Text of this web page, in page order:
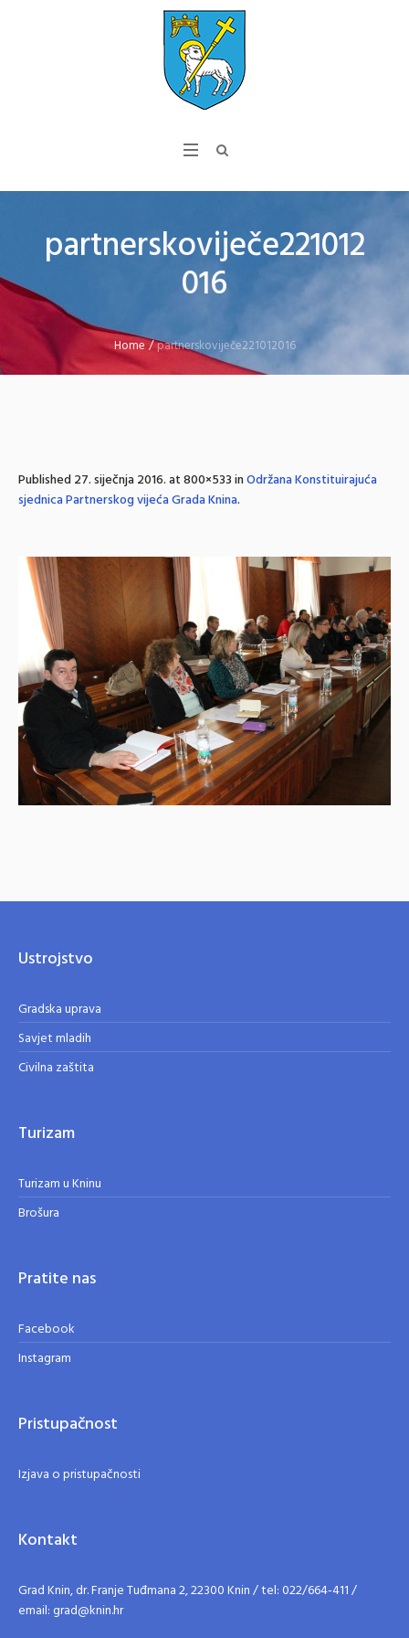
partnerskoviječe221012
016
Home/partnerskoviječe221012016
Published27. siječnja 2016.at 800×533 inOdržana Konstituirajuća
sjednica Partnerskog vijeća Grada Knina.
Ustrojstvo
Gradska uprava
Savjet mladih
Civilna zaštita
Turizam
Turizam u Kninu
Brošura
Pratite nas
Facebook
Instagram
Pristupačnost
Izjava o pristupačnosti
Kontakt
Grad Knin, dr. Franje Tuđmana 2, 22300 Knin / tel: 022/664-411 /
email: grad@knin.hr